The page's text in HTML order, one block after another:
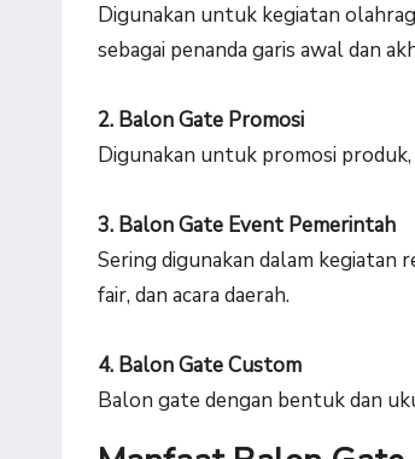
Digunakan untuk kegiatan
sebagai penanda garis awal dan
2. Balon Gate Promosi
Digunakan untuk promosi
3. Balon Gate Event Pemerintah
Sering digunakan dalam kegiatan
fair, dan acara daerah.
4. Balon Gate Custom
Balon gate dengan bentuk dan